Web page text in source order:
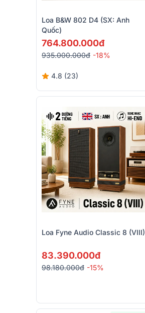
Loa B&W 802 D4 (SX: Anh
Quốc)
764.800.000đ
935.000.000đ -18%
4.8 (23)
Loa Fyne Audio Classic 8 (VIII)
83.390.000đ
98.180.000đ -15%